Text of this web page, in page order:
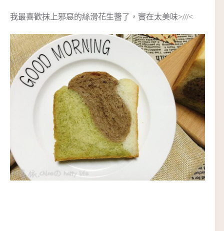
我最喜歡抹上邪惡的絲滑花生醬了，實在太美味>///<